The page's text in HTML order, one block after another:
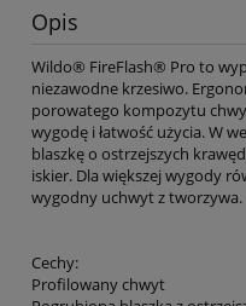
Opis
Wildo® FireFlash® Pro to
niezawodne krzesiwo.
porowatego kompozytu
wygodę i łatwość użycia. W
blaszkę o ostrzejszych
iskier. Dla większej wygody
wygodny uchwyt z tworzywa.
Cechy:
Profilowany chwyt